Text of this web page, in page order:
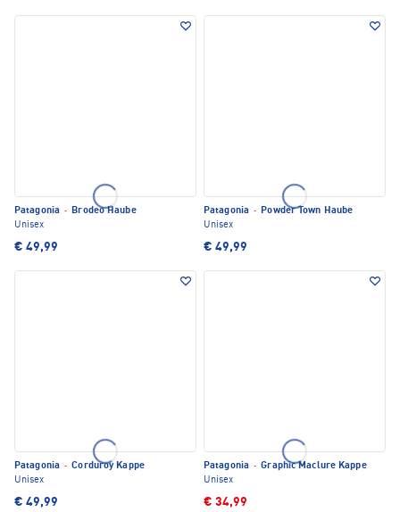
Patagonia · Brodeo Haube
Unisex
€ 49,99
Patagonia · Powder Town Haube
Unisex
€ 49,99
Patagonia · Corduroy Kappe
Unisex
€ 49,99
Patagonia · Graphic Maclure Kappe
Unisex
€ 34,99